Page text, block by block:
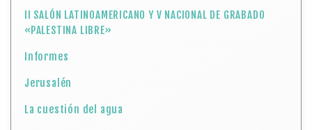
II SALÓN LATINOAMERICANO Y V NACIONAL DE GRABADO
«PALESTINA LIBRE»
Informes
Jerusalén
La cuestión del agua